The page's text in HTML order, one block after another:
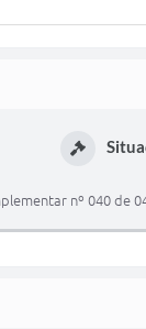
nº 040 de